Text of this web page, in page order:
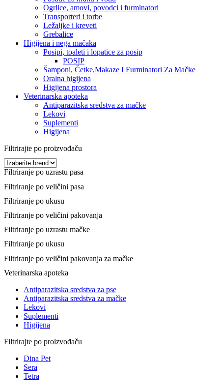
Ogrlice, amovi, povodci i furminatori
Transporteri i torbe
Ležaljke i kreveti
Grebalice
Higijena i nega mačaka
Posipi, toaleti i lopatice za posip
POSIP
Šamponi, Četke,Makaze I Furminatori Za Mačke
Oralna higijena
Higijena prostora
Veterinarska apoteka
Antiparazitska sredstva za mačke
Lekovi
Suplementi
Higijena
Filtrirajte po proizvođaču
Filtriranje po uzrastu pasa
Filtriranje po veličini pasa
Filtriranje po ukusu
Filtriranje po veličini pakovanja
Filtriranje po uzrastu mačke
Filtriranje po ukusu
Filtriranje po veličini pakovanja za mačke
Veterinarska apoteka
Antiparazitska sredstva za pse
Antiparazitska sredstva za mačke
Lekovi
Suplementi
Higijena
Filtrirajte po proizvođaču
Dina Pet
Sera
Tetra